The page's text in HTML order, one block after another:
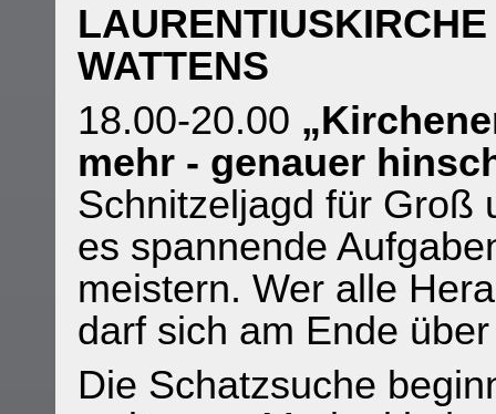
WATTENS
18.00-20.00
mehr - genauer
Schnitzeljagd für Groß
es spannende
meistern. Wer alle
darf sich am Ende
Die Schatzsuche